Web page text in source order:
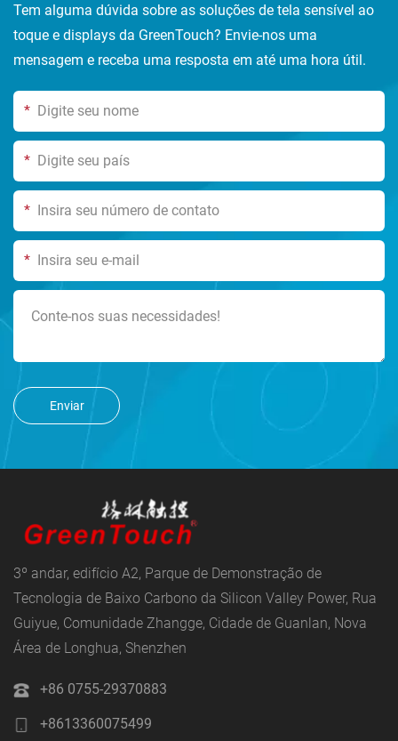
Tem alguma dúvida sobre as soluções de tela sensível ao
toque e displays da GreenTouch? Envie-nos uma
mensagem e receba uma resposta em até uma hora útil.
*
*
*
*
Enviar
3º andar, edifício A2, Parque de Demonstração de
Tecnologia de Baixo Carbono da Silicon Valley Power, Rua
Guiyue, Comunidade Zhangge, Cidade de Guanlan, Nova
Área de Longhua, Shenzhen
+86 0755-29370883
+8613360075499